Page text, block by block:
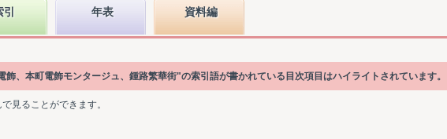
年表 資料編
、本町電飾モンタージュ、鍾路繁華街"の索引語が書かれている目次項目はハイライトされています。
見ることができます。